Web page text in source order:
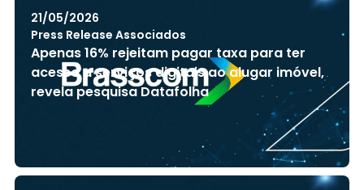
21/05/2026
Press Release Associados
Apenas 16% rejeitam pagar taxa para ter
acesso a serviços digitais ao alugar imóvel,
revela pesquisa Datafolha